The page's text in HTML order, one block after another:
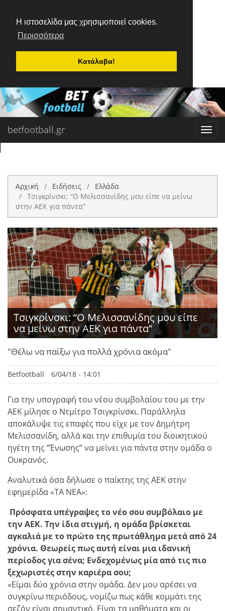
Η ιστοσελίδα μας χρησιμοποιεί cookies.
Περισσότερα
Κατάλαβα!
betfootball.gr
Αρχική Ειδήσεις
Ελλάδα
Τσιγκρίνσκι: “Ο Μελισσανίδης μου είπε να μείνω
στην ΑΕΚ για πάντα”
Τσιγκρίνσκι: “Ο Μελισσανίδης μου είπε
να μείνω στην ΑΕΚ για πάντα”
"Θέλω να παίξω για πολλά χρόνια ακόμα"
Betfootball 6/04/18 - 14:01
Για την υπογραφή του νέου συμβολαίου του με την
ΑΕΚ μίλησε ο Ντμίτρο Τσιγκρίνσκι. Παράλληλα
αποκάλυψε τις επαφές που είχε με τον Δημήτρη
Μελισσανίδη, αλλά και την επιθυμία του διοικητικού
ηγέτη της “Ένωσης” να μείνει για πάντα στην ομάδα ο
Ουκρανός.
Aναλυτικά όσα δήλωσε ο παίκτης της ΑΕΚ στην
εφημερίδα «ΤΑ ΝΕΑ»:
Πρόσφατα υπέγραψες το νέο σου συμβόλαιο με
την ΑΕΚ. Την ίδια στιγμή, η ομάδα βρίσκεται
αγκαλιά με το πρώτο της πρωτάθλημα μετά από 24
χρόνια. Θεωρείς πως αυτή είναι μια ιδανική
περίοδος για σένα; Ενδεχομένως μία από τις πιο
ξεχωριστές στην καριέρα σου;
«Είμαι δύο χρόνια στην ομάδα. Δεν μου αρέσει να
συγκρίνω περιόδους, νομίζω πως κάθε κομμάτι της
σεζόν είναι σημαντικό. Είναι τα μαθήματα και οι